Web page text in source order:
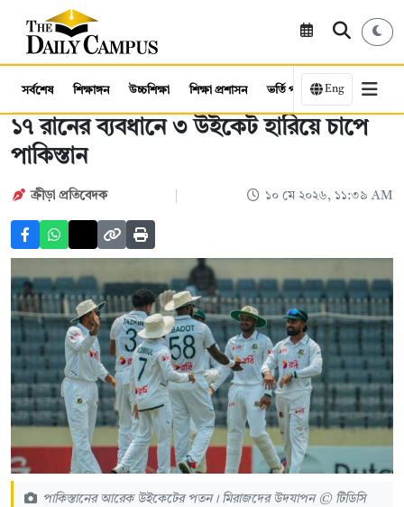
সর্বশেষ শিক্ষাঙ্গন উচ্চশিক্ষা শিক্ষা প্রশাসন ভর্তি পরীক্ষা কর্মসংস্থান
Eng
১৭ রানের ব্যবধানে ৩ উইকেট হারিয়ে চাপে
পাকিস্তান
ক্রীড়া প্রতিবেদক ১০ মে ২০২৬, ১১:৩৯ AM
পাকিস্তানের আরেক উইকেটের পতন। মিরাজদের উদযাপন © টিডিসি